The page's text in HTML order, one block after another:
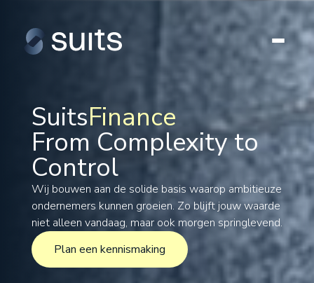
SuitsFinance
Tax
Legal
Formations
International
Projects
From Complexity to
Control
Wij bouwen aan de solide basis waarop ambitieuze
ondernemers kunnen groeien. Zo blijft jouw waarde
niet alleen vandaag, maar ook morgen springlevend.
Plan een kennismaking